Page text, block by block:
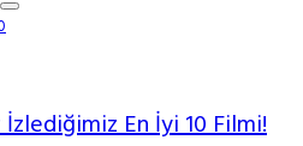
İzlediğimiz En İyi 10 Filmi!